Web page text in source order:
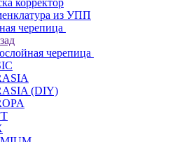
корректор
из УПП
черепица
черепица
(DIY)